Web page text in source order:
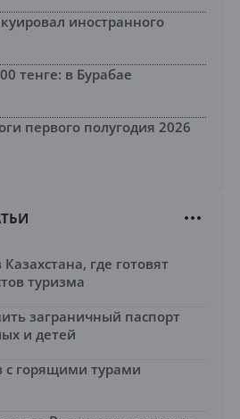
иностранного
тенге: в Бурабае
первого полугодия 2026
где готовят
туризма
заграничный паспорт
и детей
с горящими турами